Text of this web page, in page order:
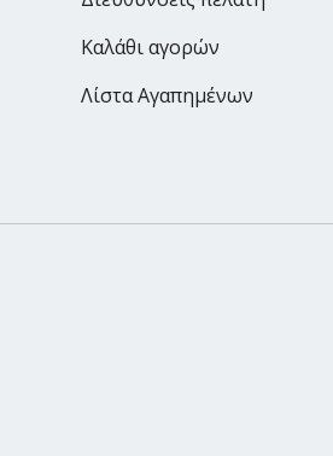
Καλάθι αγορών
Λίστα Αγαπημένων